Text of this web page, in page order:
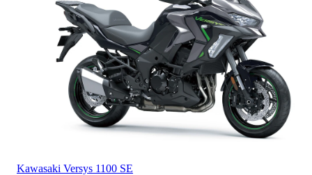
Kawasaki Versys 1100 SE